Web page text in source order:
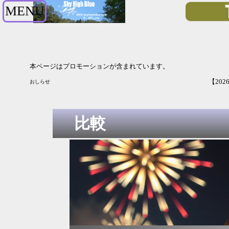
MENU
本ページはプロモーションが含まれています。
おしらせ 【2026年12月期2Q決算】資生堂は増収増益 純利益は
比較